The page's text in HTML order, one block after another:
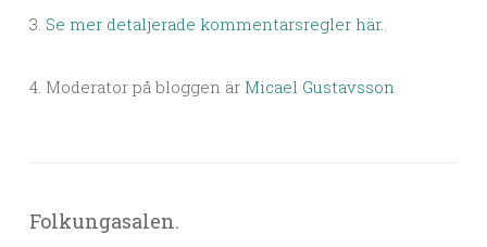
3. Se mer detaljerade kommentarsregler här..
4. Moderator på bloggen är Micael Gustavsson
Folkungasalen.